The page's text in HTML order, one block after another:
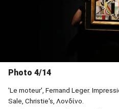
Photo 4/14
'Le moteur', Fernand Leger.
Sale, Christie's, Λονδίνο.